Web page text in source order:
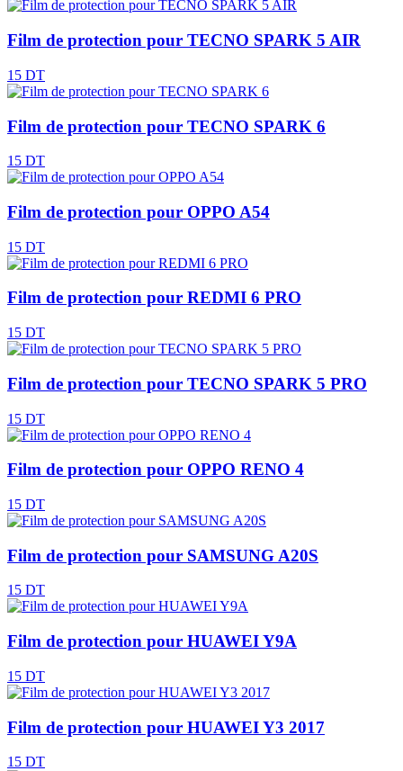
Film de protection pour TECNO SPARK 5 AIR
15 DT
Film de protection pour TECNO SPARK 6
15 DT
Film de protection pour OPPO A54
15 DT
Film de protection pour REDMI 6 PRO
15 DT
Film de protection pour TECNO SPARK 5 PRO
15 DT
Film de protection pour OPPO RENO 4
15 DT
Film de protection pour SAMSUNG A20S
15 DT
Film de protection pour HUAWEI Y9A
15 DT
Film de protection pour HUAWEI Y3 2017
15 DT